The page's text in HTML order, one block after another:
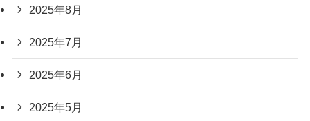
2025年8月
2025年7月
2025年6月
2025年5月